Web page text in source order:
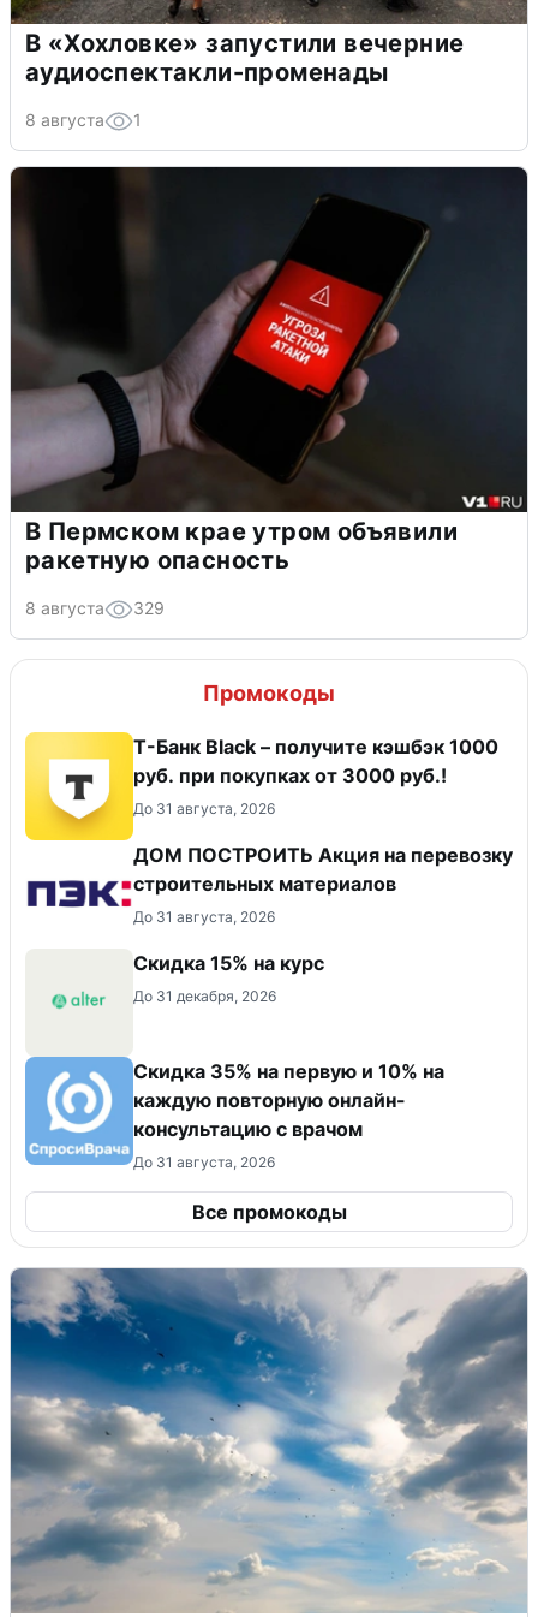
В «Хохловке» запустили вечерние
аудиоспектакли-променады
8 августа 1
В Пермском крае утром объявили
ракетную опасность
8 августа 329
Промокоды
Т-Банк Black – получите кэшбэк 1000
руб. при покупках от 3000 руб.!
До 31 августа, 2026
ДОМ ПОСТРОИТЬ Акция на перевозку
строительных материалов
До 31 августа, 2026
Скидка 15% на курс
До 31 декабря, 2026
Скидка 35% на первую и 10% на
каждую повторную онлайн-
консультацию с врачом
До 31 августа, 2026
Все промокоды